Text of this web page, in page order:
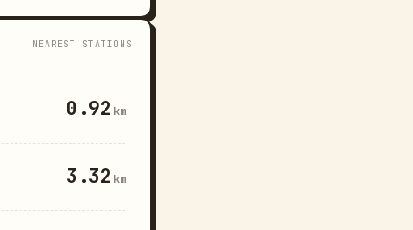
NEAREST STATIONS
0.92 km
3.32 km